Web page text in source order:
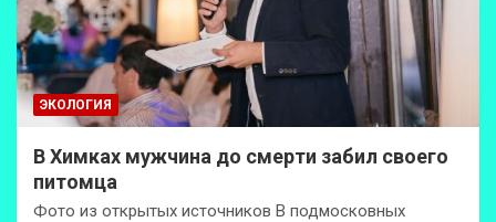
ЭКОЛОГИЯ
В Химках мужчина до смерти забил своего
питомца
Фото из открытых источников В подмосковных